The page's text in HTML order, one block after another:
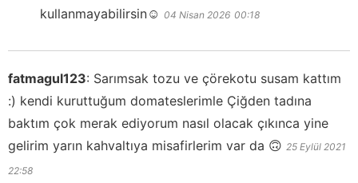
kullanmayabilirsin☺️ 04 Nisan 2026 00:18
fatmagul123: Sarımsak tozu ve çörekotu susam kattım
:) kendi kuruttuğum domateslerimle Çiğden tadına
baktım çok merak ediyorum nasıl olacak çıkınca yine
gelirim yarın kahvaltıya misafirlerim var da 🙃 25 Eylül 2021
22:58